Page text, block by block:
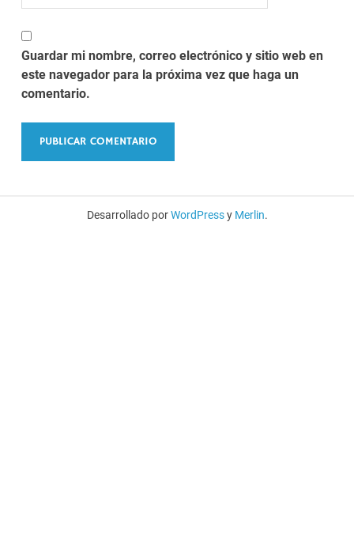
Guardar mi nombre, correo electrónico y sitio web en
este navegador para la próxima vez que haga un
comentario.
Desarrollado porWordPressy Merlin.